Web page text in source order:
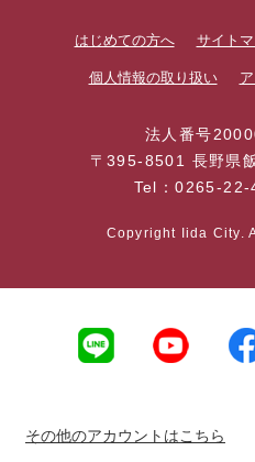
はじめての方へ サイト
個人情報の取り扱い
法人番号
〒395-8501 長野県
Tel：0265-22-
Copyright Iida City.
その他のアカウントはこちら